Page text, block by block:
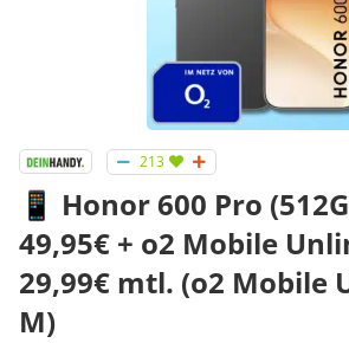
213
📱 Honor 600 Pro
49,95€ + o2 Mobile
29,99€ mtl. (o2 Mobile
M)